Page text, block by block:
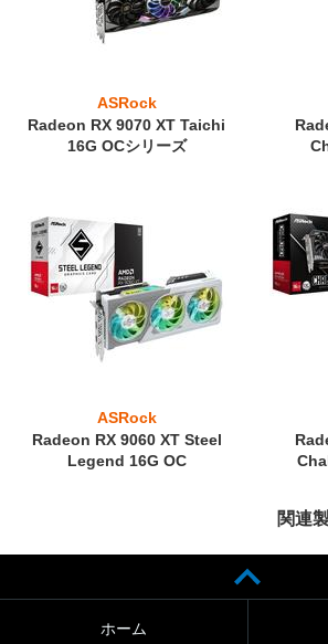
ASRock
Radeon RX 9070 XT Taichi
16G OCシリーズ
ASRock
Radeon RX 9060 XT Steel
Legend 16G OC
関連
ホーム